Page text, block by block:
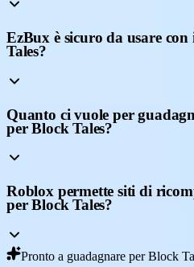
EzBux è sicuro da usare
Tales?
Quanto ci vuole per
per Block Tales?
Roblox permette siti di
per Block Tales?
Pronto a guadagnare per Block